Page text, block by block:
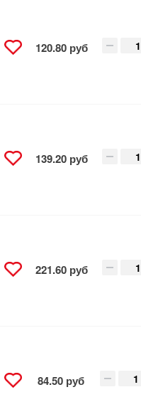
120.80 руб
139.20 руб
221.60 руб
84.50 руб